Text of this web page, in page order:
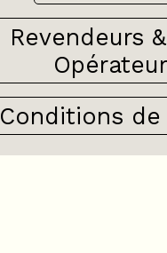
Revendeurs
Conditions de